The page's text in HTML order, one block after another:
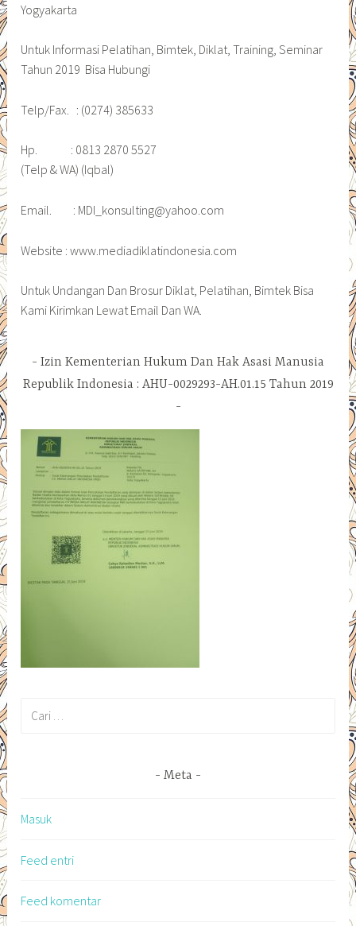
Yogyakarta
Untuk Informasi Pelatihan, Bimtek, Diklat, Training, Seminar
Tahun 2019 Bisa Hubungi
Telp/Fax. : (0274) 385633
Hp. : 0813 2870 5527
(Telp & WA) (Iqbal)
Email. : MDI_konsulting@yahoo.com
Website : www.mediadiklatindonesia.com
Untuk Undangan Dan Brosur Diklat, Pelatihan, Bimtek Bisa
Kami Kirimkan Lewat Email Dan WA.
Izin Kementerian Hukum Dan Hak Asasi Manusia
Republik Indonesia : AHU-0029293-AH.01.15 Tahun 2019
Meta
Masuk
Feed entri
Feed komentar